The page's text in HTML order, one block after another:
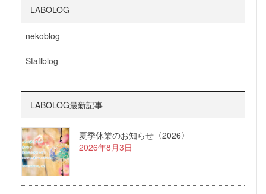
LABOLOG
nekoblog
Staffblog
LABOLOG最新記事
夏季休業のお知らせ〈2026〉
2026年8月3日